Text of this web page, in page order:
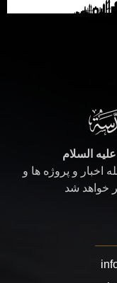
السلام
اخبار و پروژه ها و
خواهد شد